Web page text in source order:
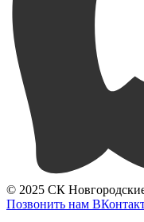
© 2025 СК
Позвонить нам